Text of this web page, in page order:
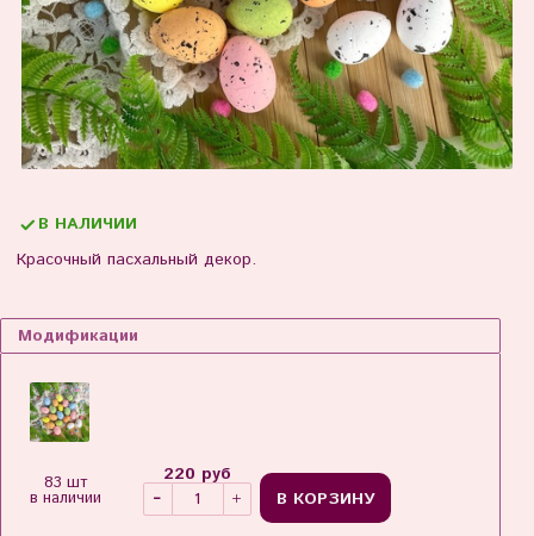
Красочный пасхальный декор.
В НАЛИЧИИ
Модификации
83 шт
в наличии
220 руб
В КОРЗИНУ